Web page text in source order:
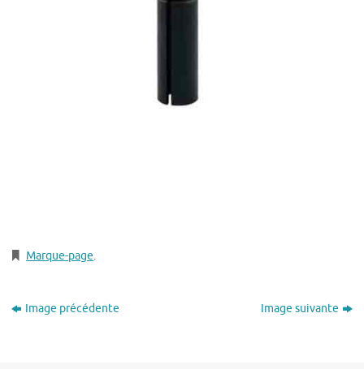
Marque-page.
Image précédente Image suivante